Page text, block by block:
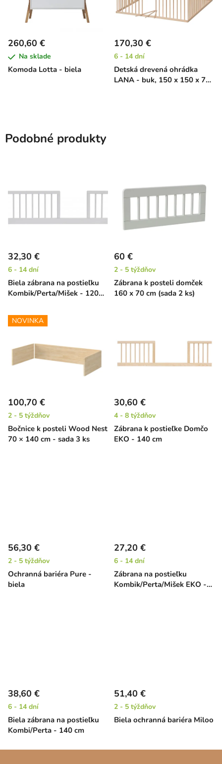
Komoda Lotta - biela
260,60 €
Na sklade
Detská drevená ohrádka
LANA - buk, 150 x 150 x 70
170,30 €
6 - 14 dní
Podobné produkty
Biela zábrana na postieľku
Kombik/Perta/Mišek - 120
32,30 €
6 - 14 dní
Zábrana k posteli domček
160 x 70 cm (sada 2 ks)
60 €
2 - 5 týždňov
NOVINKA
Bočnice k posteli Wood Nest
70 × 140 cm - sada 3 ks
100,70 €
2 - 5 týždňov
Zábrana k postieľke Domčo
EKO - 140 cm
30,60 €
4 - 8 týždňov
Ochranná bariéra Pure -
biela
56,30 €
2 - 5 týždňov
Zábrana na postieľku
Kombik/Perta/Mišek EKO -
27,20 €
6 - 14 dní
Biela zábrana na postieľku
Kombi/Perta - 140 cm
38,60 €
6 - 14 dní
Biela ochranná bariéra Miloo
51,40 €
2 - 5 týždňov